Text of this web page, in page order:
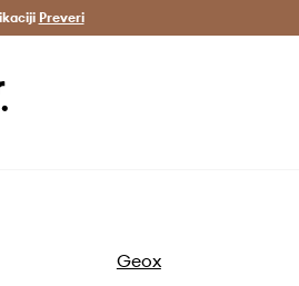
v Answear Club >
Preveri
Geox